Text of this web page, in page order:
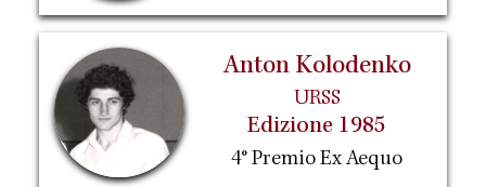
Anton Kolodenko
URSS
Edizione 1985
4° Premio Ex Aequo